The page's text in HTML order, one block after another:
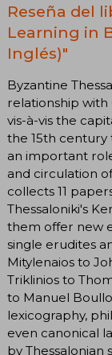
Reseña del
Learning in
Inglés)"
Byzantine
relationship with
vis-à-vis the
the 15th century
an important
and circulation
collects 11
Thessaloniki's
them offer new
single erudites
Mitylenaios to
Triklinios to
to Manuel
lexicography,
even canonical
by Thessalonian